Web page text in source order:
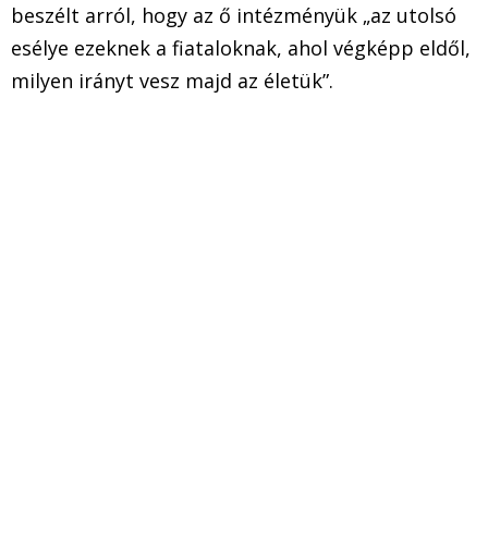
beszélt arról, hogy az ő intézményük „az utolsó
esélye ezeknek a fiataloknak, ahol végképp eldől,
milyen irányt vesz majd az életük”.